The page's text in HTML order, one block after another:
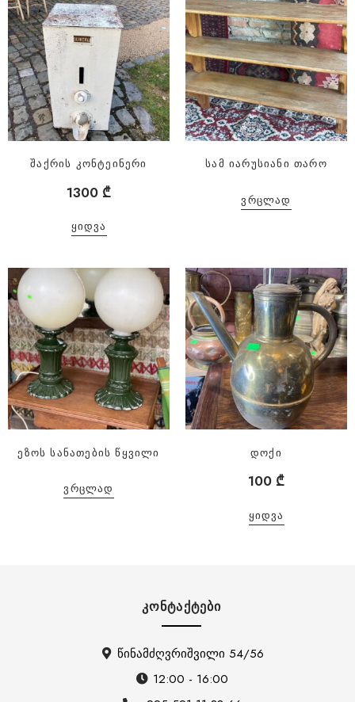
შაქრის კონტეინერი
1300 ₾
ᲧᲘᲓᲕᲐ
სამ იარუსიანი თარო
ᲕᲠᲪᲚᲐᲓ
ეზოს სანათების წყვილი
ᲕᲠᲪᲚᲐᲓ
დოქი
100 ₾
ᲧᲘᲓᲕᲐ
ᲙᲝᲜᲢᲐᲥᲢᲔᲑᲘ
წინამძღვრიშვილი 54/56
12:00 - 16:00